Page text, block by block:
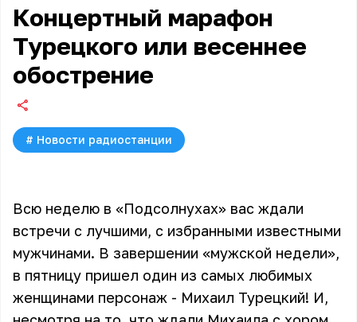
Концертный марафон
Турецкого или весеннее
обострение
# Новости радиостанции
Всю неделю в «Подсолнухах» вас ждали
встречи с лучшими, с избранными известными
мужчинами. В завершении «мужской недели»,
в пятницу пришел один из самых любимых
женщинами персонаж - Михаил Турецкий! И,